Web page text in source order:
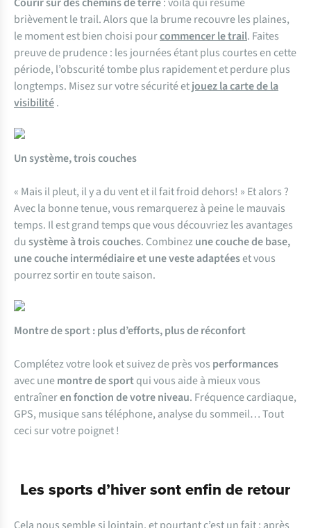
brièvement le trail. Alors que la brume recouvre les plaines,
le moment est bien choisi pourcommencer le trail. Faites
preuve de prudence : les journées étant plus courtes en cette
période, l’obscurité tombe plus rapidement et perdure plus
longtemps. Misez sur votre sécurité etjouez la carte de la
visibilité.
Un système, trois couches
« Mais il pleut, il y a du vent et il fait froid dehors! » Et alors ?
Avec la bonne tenue, vous remarquerez à peine le mauvais
temps. Il est grand temps que vous découvriez les avantages
dusystème à trois couches. Combinezune couche de base,
une couche intermédiaire et une veste adaptéeset vous
pourrez sortir en toute saison.
Montre de sport : plus d’efforts, plus de réconfort
Complétez votre look et suivez de près vos performances
avec unemontre de sportqui vous aide à mieux vous
entraîneren fonction de votre niveau. Fréquence cardiaque,
GPS, musique sans téléphone, analyse du sommeil… Tout
ceci sur votre poignet !
Les sports d’hiver sont enfin de retour